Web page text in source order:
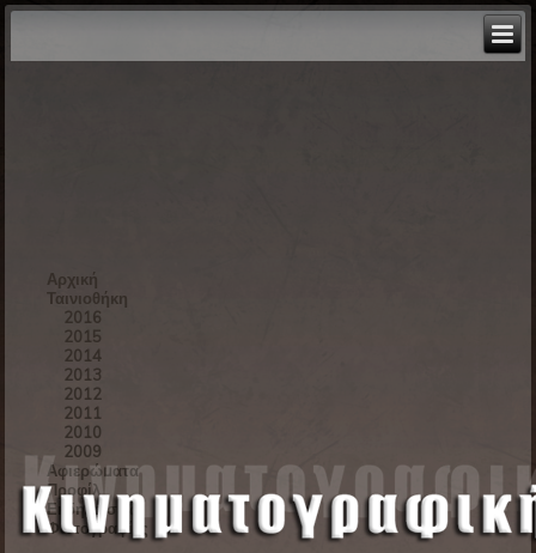
Αρχική
Ταινιοθήκη
2016
2015
2014
2013
2012
2011
2010
2009
Αφιερώματα
Προφίλ
Εκδηλώσεις
Φωτογραφίες